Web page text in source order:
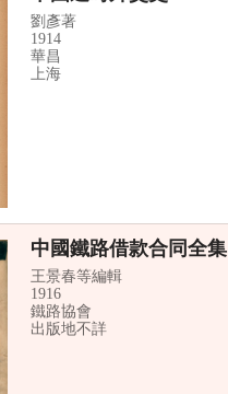
劉彥著
1914
華昌
上海
中國鐵路借款合同全集
王景春等編輯
1916
鐵路協會
出版地不詳